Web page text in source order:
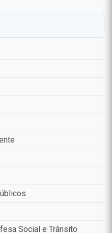
Social e Trânsito